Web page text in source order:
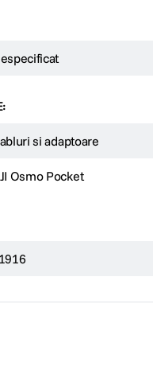
si adaptoare
Osmo Pocket